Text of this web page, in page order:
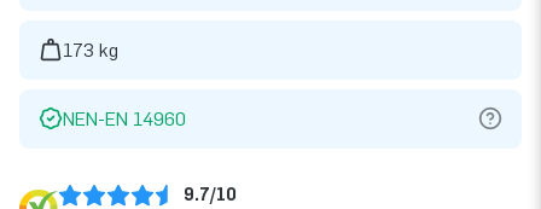
173 kg
NEN-EN 14960
9.7/10